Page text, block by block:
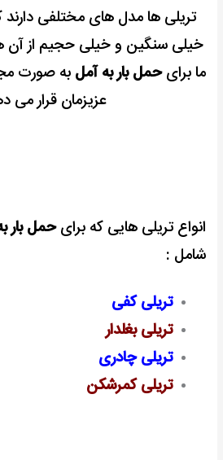
تریلی ها مدل های مختلفی دارند
خیلی سنگین و خیلی حجیم از آن
ما برایحمل بار به آمل به صورت
عزیزمان قرار می
انواع تریلی هایی که برایحمل بار
شامل :
تریلی کفی
تریلی بغلدار
تریلی چادری
تریلی کمرشکن